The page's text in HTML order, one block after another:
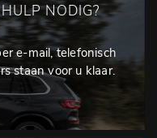
NODIG?
e-mail, telefonisch
staan voor u klaar.